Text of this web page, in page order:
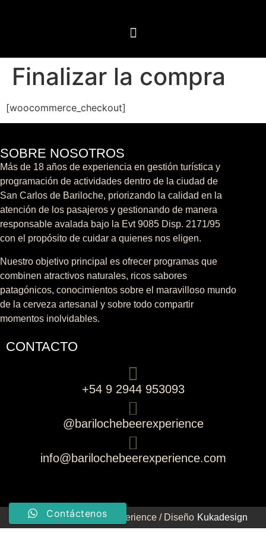
Finalizar la compra
[woocommerce_checkout]
SOBRE NOSOTROS
Más de 18 años de experiencia en gestión turística y
programación de actividades dentro de la ciudad de
San Carlos de Bariloche, priorizando la calidad en la
atención de los pasajeros y gestionando de manera
responsable avalada bajo la Evt 9085 Disp. 2171/95
con el propósito de cuidar a quienes nos eligen.
Nuestro objetivo principal es ofrecer programas que
combinen atractivos naturales, ricos sabores
patagónicos, conocimientos sobre el maravilloso mundo
de la cerveza artesanal y sobre todo compartir
momentos inolvidables.
CONTACTO
+54 9 2944 953093
@barilochebeerexperience
info@barilochebeerexperience.com
2026 Bariloche Beer Experience / Diseño Kukadesign
Contáctenos